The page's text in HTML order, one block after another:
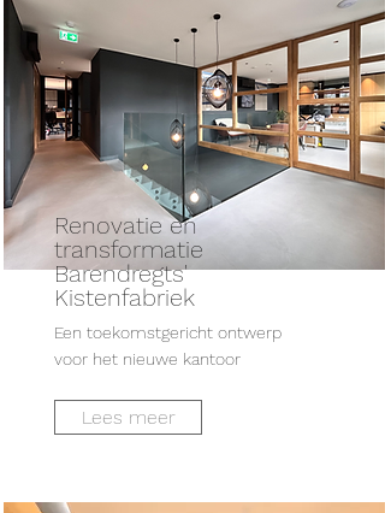
Renovatie en
transformatie
Barendregts'
Kistenfabriek
Een toekomstgericht ontwerp
voor het nieuwe kantoor
Lees meer